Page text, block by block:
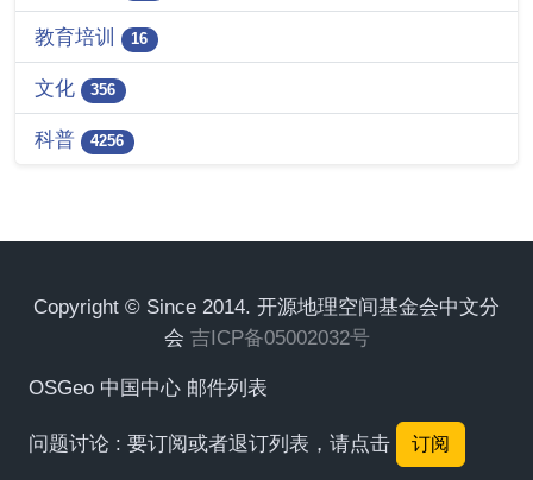
教育培训 16
文化 356
科普 4256
Copyright © Since 2014. 开源地理空间基金会中文分
会 吉ICP备05002032号
OSGeo 中国中心 邮件列表
问题讨论 : 要订阅或者退订列表，请点击 订阅